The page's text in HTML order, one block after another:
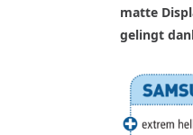
matte
gelingt